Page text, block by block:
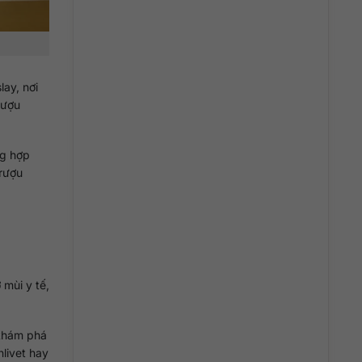
nơi
hợp
y tế,
phá
hay